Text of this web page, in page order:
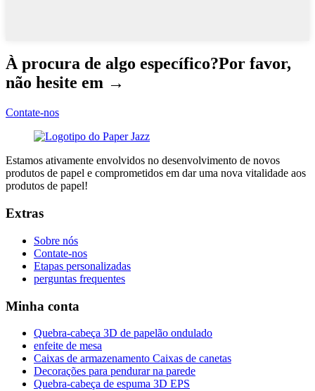
À procura de algo específico?Por favor,
não hesite em →
Contate-nos
Estamos ativamente envolvidos no desenvolvimento de novos
produtos de papel e comprometidos em dar uma nova vitalidade aos
produtos de papel!
Extras
Sobre nós
Contate-nos
Etapas personalizadas
perguntas frequentes
Minha conta
Quebra-cabeça 3D de papelão ondulado
enfeite de mesa
Caixas de armazenamento Caixas de canetas
Decorações para pendurar na parede
Quebra-cabeça de espuma 3D EPS